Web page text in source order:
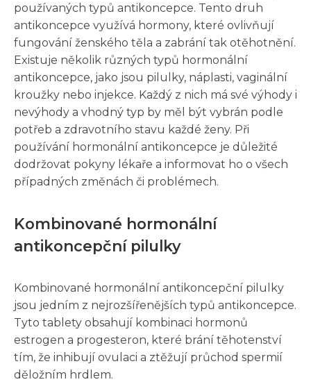
používaných typů antikoncepce. Tento druh
antikoncepce využívá hormony, které ovlivňují
fungování ženského těla a zabrání tak otěhotnění.
Existuje několik různých typů hormonální
antikoncepce, jako jsou pilulky, náplasti, vaginální
kroužky nebo injekce. Každý z nich má své výhody i
nevýhody a vhodný typ by měl být vybrán podle
potřeb a zdravotního stavu každé ženy. Při
používání hormonální antikoncepce je důležité
dodržovat pokyny lékaře a informovat ho o všech
případných změnách či problémech.
Kombinované hormonální
antikoncepční pilulky
Kombinované hormonální antikoncepční pilulky
jsou jedním z nejrozšířenějších typů antikoncepce.
Tyto tablety obsahují kombinaci hormonů
estrogen a progesteron, které brání těhotenství
tím, že inhibují ovulaci a ztěžují průchod spermií
děložním hrdlem.